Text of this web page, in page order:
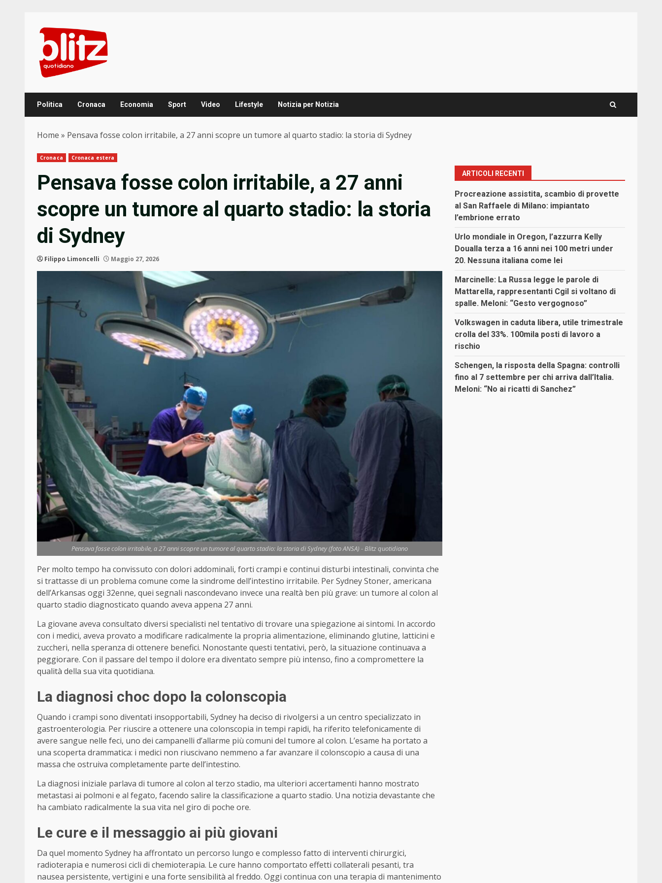
content
Politica Cronaca Economia Sport Video Lifestyle Notizia per Notizia
Home » Pensava fosse colon irritabile, a 27 anni scopre un tumore al quarto stadio: la storia di Sydney
Cronaca Cronaca estera
Pensava fosse colon irritabile, a 27 anni
scopre un tumore al quarto stadio: la storia
di Sydney
Filippo Limoncelli Maggio 27, 2026
Pensava fosse colon irritabile, a 27 anni scopre un tumore al quarto stadio: la storia di Sydney (foto ANSA) - Blitz quotidiano
Per molto tempo ha convissuto con dolori addominali, forti crampi e continui disturbi intestinali, convinta che
si trattasse di un problema comune come la sindrome dell’intestino irritabile. Per Sydney Stoner, americana
dell’Arkansas oggi 32enne, quei segnali nascondevano invece una realtà ben più grave: un tumore al colon al
quarto stadio diagnosticato quando aveva appena 27 anni.
La giovane aveva consultato diversi specialisti nel tentativo di trovare una spiegazione ai sintomi. In accordo
con i medici, aveva provato a modificare radicalmente la propria alimentazione, eliminando glutine, latticini e
zuccheri, nella speranza di ottenere benefici. Nonostante questi tentativi, però, la situazione continuava a
peggiorare. Con il passare del tempo il dolore era diventato sempre più intenso, fino a compromettere la
qualità della sua vita quotidiana.
La diagnosi choc dopo la colonscopia
Quando i crampi sono diventati insopportabili, Sydney ha deciso di rivolgersi a un centro specializzato in
gastroenterologia. Per riuscire a ottenere una colonscopia in tempi rapidi, ha riferito telefonicamente di
avere sangue nelle feci, uno dei campanelli d’allarme più comuni del tumore al colon. L’esame ha portato a
una scoperta drammatica: i medici non riuscivano nemmeno a far avanzare il colonscopio a causa di una
massa che ostruiva completamente parte dell’intestino.
La diagnosi iniziale parlava di tumore al colon al terzo stadio, ma ulteriori accertamenti hanno mostrato
metastasi ai polmoni e al fegato, facendo salire la classificazione a quarto stadio. Una notizia devastante che
ha cambiato radicalmente la sua vita nel giro di poche ore.
Le cure e il messaggio ai più giovani
Da quel momento Sydney ha affrontato un percorso lungo e complesso fatto di interventi chirurgici,
radioterapia e numerosi cicli di chemioterapia. Le cure hanno comportato effetti collaterali pesanti, tra
nausea persistente, vertigini e una forte sensibilità al freddo. Oggi continua con una terapia di mantenimento
ARTICOLI RECENTI
Procreazione assistita, scambio di provette
al San Raffaele di Milano: impiantato
l’embrione errato
Urlo mondiale in Oregon, l’azzurra Kelly
Doualla terza a 16 anni nei 100 metri under
20. Nessuna italiana come lei
Marcinelle: La Russa legge le parole di
Mattarella, rappresentanti Cgil si voltano di
spalle. Meloni: “Gesto vergognoso”
Volkswagen in caduta libera, utile trimestrale
crolla del 33%. 100mila posti di lavoro a
rischio
Schengen, la risposta della Spagna: controlli
fino al 7 settembre per chi arriva dall’Italia.
Meloni: “No ai ricatti di Sanchez”